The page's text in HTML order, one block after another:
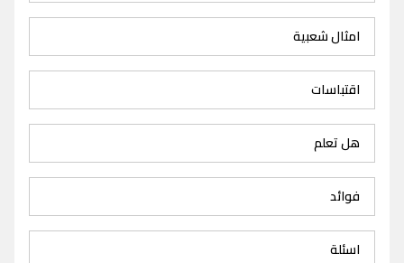
امثال شعبية
اقتباسات
هل تعلم
فوائد
اسئلة